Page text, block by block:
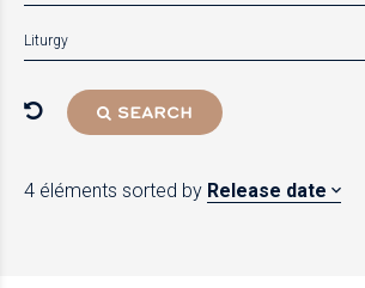
Liturgy
SEARCH
4 éléments sorted by Release date